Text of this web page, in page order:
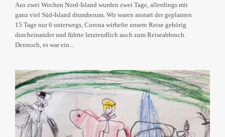
Aus zwei Wochen Nord-Island wurden zwei Tage, allerdings mit
ganz viel Süd-Island drumherum. Wir waren anstatt der geplanten
15 Tage nur 6 unterwegs, Corona wirbelte unsere Reise gehörig
durcheinander und führte letztendlich auch zum Reiseabbruch.
Dennoch, es war ein...